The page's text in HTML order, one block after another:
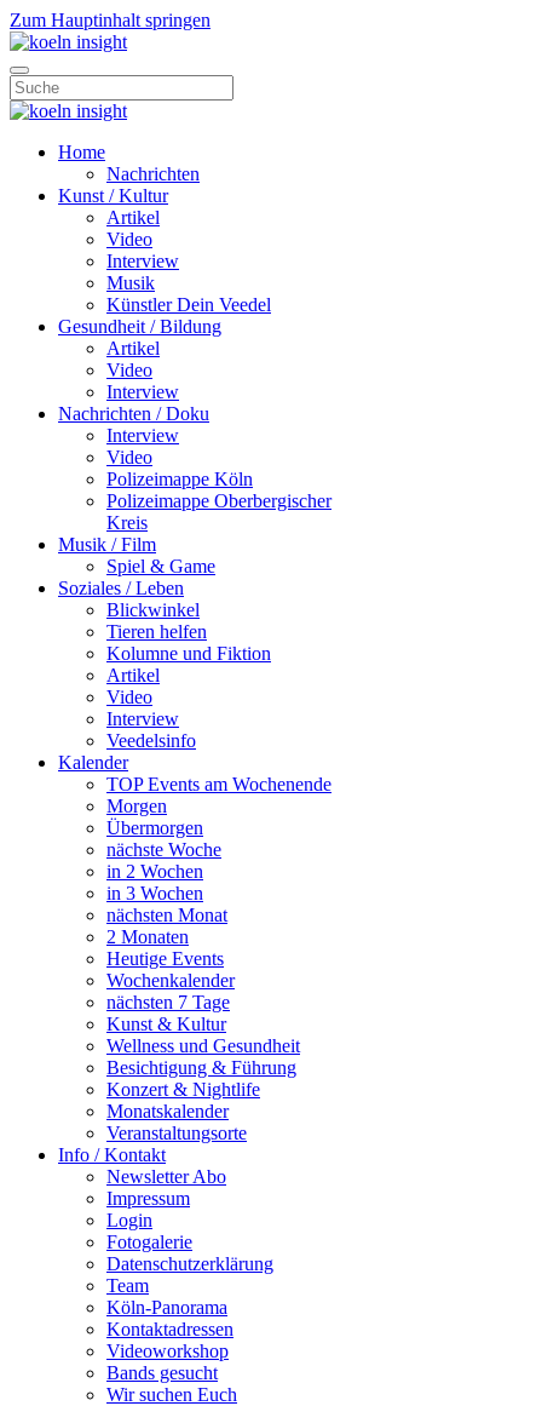
Zum Hauptinhalt springen
Home
Nachrichten
Kunst / Kultur
Artikel
Video
Interview
Musik
Künstler Dein Veedel
Gesundheit / Bildung
Artikel
Video
Interview
Nachrichten / Doku
Interview
Video
Polizeimappe Köln
Polizeimappe Oberbergischer
Kreis
Musik / Film
Spiel & Game
Soziales / Leben
Blickwinkel
Tieren helfen
Kolumne und Fiktion
Artikel
Video
Interview
Veedelsinfo
Kalender
TOP Events am Wochenende
Morgen
Übermorgen
nächste Woche
in 2 Wochen
in 3 Wochen
nächsten Monat
2 Monaten
Heutige Events
Wochenkalender
nächsten 7 Tage
Kunst & Kultur
Wellness und Gesundheit
Besichtigung & Führung
Konzert & Nightlife
Monatskalender
Veranstaltungsorte
Info / Kontakt
Newsletter Abo
Impressum
Login
Fotogalerie
Datenschutzerklärung
Team
Köln-Panorama
Kontaktadressen
Videoworkshop
Bands gesucht
Wir suchen Euch